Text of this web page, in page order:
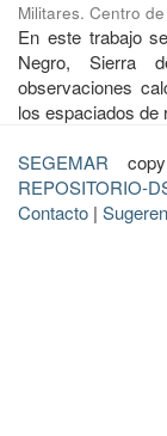
Militares. Centro
En este trabajo
Negro, Sierra
observaciones
los espaciados de
SEGEMAR
REPOSITORIO-
Contacto |